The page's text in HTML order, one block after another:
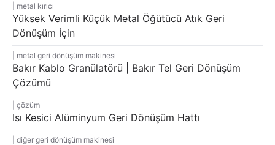
metal kırıcı
Yüksek Verimli Küçük Metal Öğütücü Atık Geri
Dönüşüm İçin
metal geri dönüşüm makinesi
Bakır Kablo Granülatörü | Bakır Tel Geri Dönüşüm
Çözümü
çözüm
Isı Kesici Alüminyum Geri Dönüşüm Hattı
diğer geri dönüşüm makinesi